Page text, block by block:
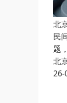
北
民
题
北
26-